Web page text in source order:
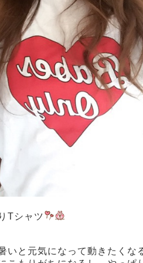
Tシャツ
いと元気になって動きたくな